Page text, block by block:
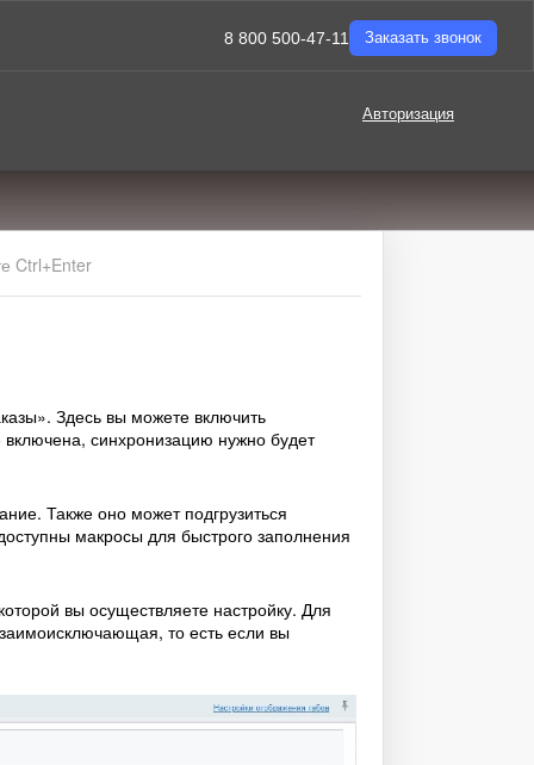
8 800 500-47-11 Заказать звонок
Авторизация
Ctrl+Enter
Здесь вы можете включить
включена, синхронизацию нужно будет
Также оно может подгрузиться
макросы для быстрого заполнения
вы осуществляете настройку. Для
то есть если вы